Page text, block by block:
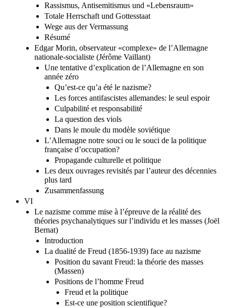
Rassismus, Antisemitismus und «Lebensraum»
Totale Herrschaft und Gottesstaat
Wege aus der Vermassung
Résumé
Edgar Morin, observateur «complexe» de l’Allemagne
nationale-socialiste (Jérôme Vaillant)
Une tentative d’explication de l’Allemagne en son
année zéro
Qu’est-ce qu’a été le nazisme?
Les forces antifascistes allemandes: le seul espoir
Culpabilité et responsabilité
La question des viols
Dans le moule du modèle soviétique
L’Allemagne notre souci ou le souci de la politique
française d’occupation?
Propagande culturelle et politique
Les deux ouvrages revisités par l’auteur des décennies
plus tard
Zusammenfassung
VI
Le nazisme comme mise à l’épreuve de la réalité des
théories psychanalytiques sur l’individu et les masses (Joël
Bernat)
Introduction
La dualité de Freud (1856-1939) face au nazisme
Position du savant Freud: la théorie des masses
(Massen)
Positions de l’homme Freud
Freud et la politique
Est-ce une position scientifique?